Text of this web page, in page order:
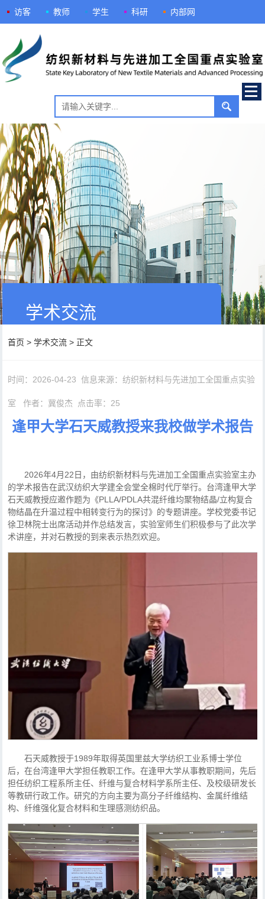
访客 教师 学生 科研 内部网
学术交流
首页 >学术交流 > 正文
时间：2026-04-23 信息来源：纺织新材料与先进加工全国重点实验
室 作者：冀俊杰 点击率： 25
逢甲大学石天威教授来我校做学术报告
2026年4月22日，由纺织新材料与先进加工全国重点实验室主办
的学术报告在武汉纺织大学建全会堂全棉时代厅举行。台湾逢甲大学
石天威教授应邀作题为《PLLA/PDLA共混纤维均聚物结晶/立构复合
物结晶在升温过程中相转变行为的探讨》的专题讲座。学校党委书记
徐卫林院士出席活动并作总结发言，实验室师生们积极参与了此次学
术讲座，并对石教授的到来表示热烈欢迎。
石天威教授于1989年取得英国里兹大学纺织工业系博士学位
后，在台湾逢甲大学担任教职工作。在逢甲大学从事教职期间，先后
担任纺织工程系所主任、纤维与复合材料学系所主任、及校级研发长
等教研行政工作。研究的方向主要为高分子纤维结构、金属纤维结
构、纤维强化复合材料和生理感测纺织品。